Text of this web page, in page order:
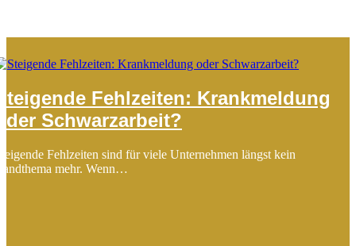
Fehlzeiten: Krankmeldung
Schwarzarbeit?
Fehlzeiten sind für viele Unternehmen längst kein
mehr. Wenn…